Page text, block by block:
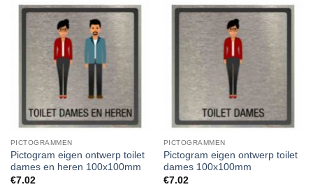
PICTOGRAMMEN
Pictogram eigen ontwerp toilet
dames en heren 100x100mm
€7.02
PICTOGRAMMEN
Pictogram eigen ontwerp toilet
dames 100x100mm
€7.02